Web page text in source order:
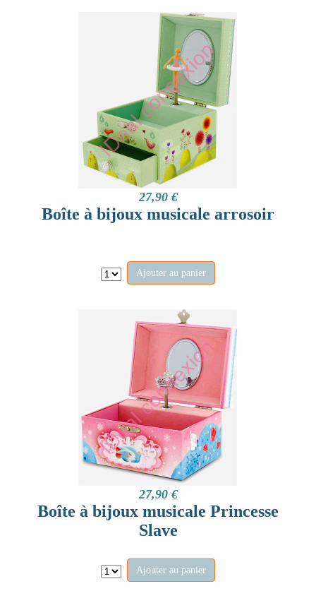
27,90 €
Boîte à bijoux musicale arrosoir
Ajouter au panier
27,90 €
Boîte à bijoux musicale Princesse
Slave
Ajouter au panier